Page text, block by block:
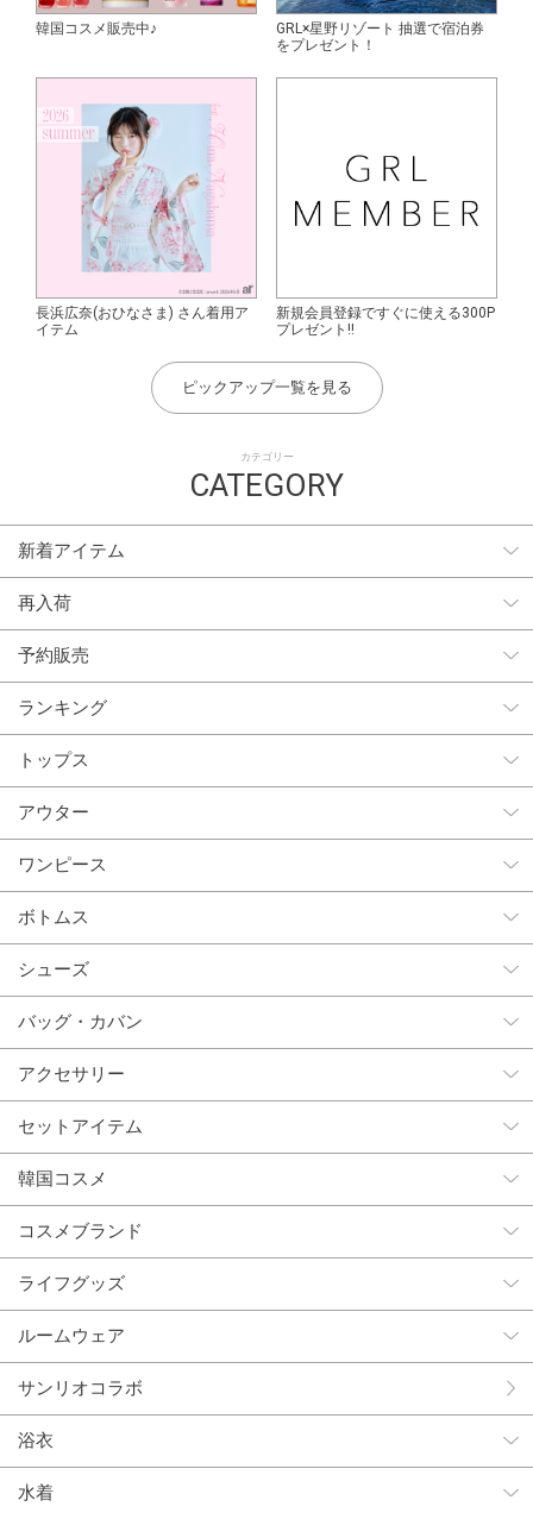
カテゴリー
CATEGORY
新着アイテム
再入荷
予約販売
ランキング
トップス
アウター
ワンピース
ボトムス
シューズ
バッグ・カバン
アクセサリー
セットアイテム
韓国コスメ
コスメブランド
ライフグッズ
ルームウェア
サンリオコラボ
浴衣
水着
韓国コスメ販売中♪
GRL×星野リゾート 抽選で宿泊券
をプレゼント！
長浜広奈(おひなさま) さん着用ア
イテム
新規会員登録ですぐに使える300P
プレゼント!!
ピックアップ一覧を見る